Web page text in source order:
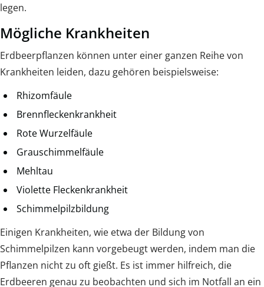
legen.
Mögliche Krankheiten
Erdbeerpflanzen können unter einer ganzen Reihe von
Krankheiten leiden, dazu gehören beispielsweise:
Rhizomfäule
Brennfleckenkrankheit
Rote Wurzelfäule
Grauschimmelfäule
Mehltau
Violette Fleckenkrankheit
Schimmelpilzbildung
Einigen Krankheiten, wie etwa der Bildung von
Schimmelpilzen kann vorgebeugt werden, indem man die
Pflanzen nicht zu oft gießt. Es ist immer hilfreich, die
Erdbeeren genau zu beobachten und sich im Notfall an ein